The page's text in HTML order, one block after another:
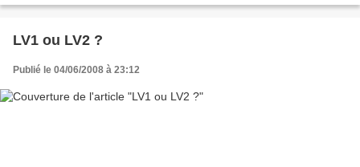
LV1 ou LV2 ?
Publié le 04/06/2008 à 23:12